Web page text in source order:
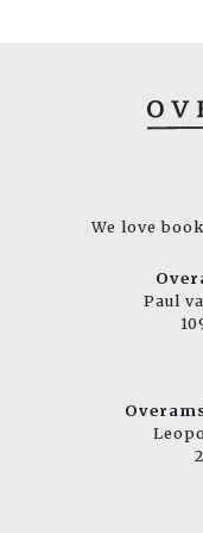
We love
Paul